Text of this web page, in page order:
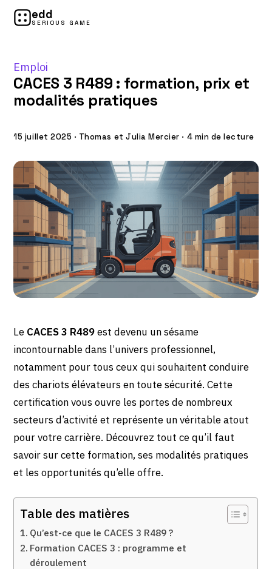
edd
SERIOUS GAME
Emploi
CACES 3 R489 : formation, prix et
modalités pratiques
15 juillet 2025 · Thomas et Julia Mercier · 4 min de lecture
Le CACES 3 R489est devenu un sésame
incontournable dans l’univers professionnel,
notamment pour tous ceux qui souhaitent conduire
des chariots élévateurs en toute sécurité. Cette
certification vous ouvre les portes de nombreux
secteurs d’activité et représente un véritable atout
pour votre carrière. Découvrez tout ce qu’il faut
savoir sur cette formation, ses modalités pratiques
et les opportunités qu’elle offre.
Table des matières
Qu’est-ce que le CACES 3 R489 ?
Formation CACES 3 : programme et
déroulement